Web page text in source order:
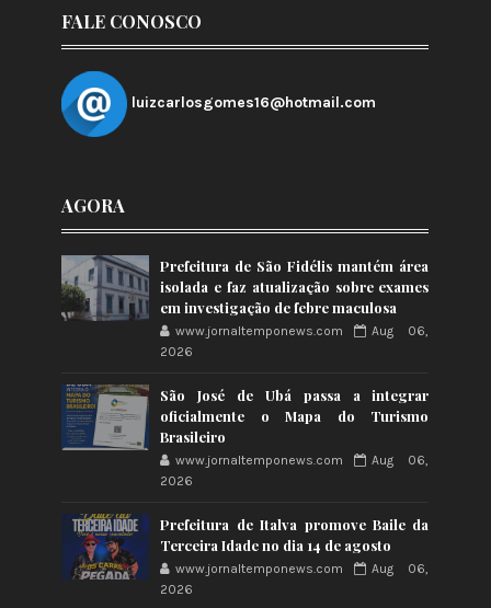
FALE CONOSCO
luizcarlosgomes16@hotmail.com
AGORA
Prefeitura de São Fidélis mantém área
isolada e faz atualização sobre exames
em investigação de febre maculosa
www.jornaltemponews.com
Aug 06,
2026
São José de Ubá passa a integrar
oficialmente o Mapa do Turismo
Brasileiro
www.jornaltemponews.com
Aug 06,
2026
Prefeitura de Italva promove Baile da
Terceira Idade no dia 14 de agosto
www.jornaltemponews.com
Aug 06,
2026